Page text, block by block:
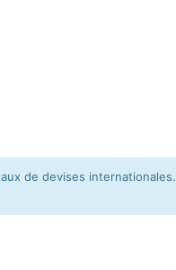
de devises internationales.